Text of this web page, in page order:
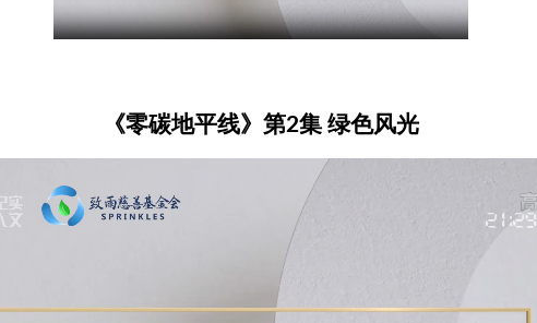
《零碳地平线》第2集 绿色风光